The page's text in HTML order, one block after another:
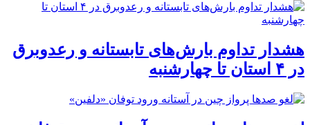
هشدار تداوم بارش‌های تابستانه و رعدوبرق
در ۴ استان تا چهارشنبه